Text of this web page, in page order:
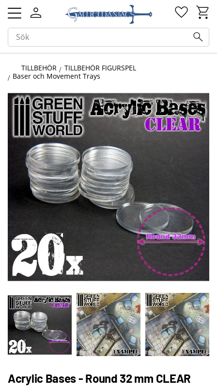
Meny
TILLBEHÖR
TILLBEHÖR FIGURSPEL
Baser och Movement Trays
Acrylic Bases - Round 32 mm CLEAR